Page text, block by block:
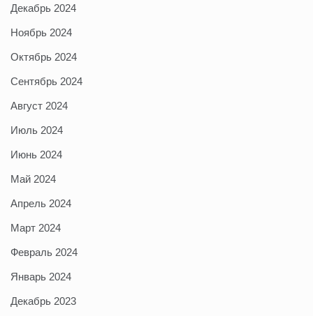
Декабрь 2024
Ноябрь 2024
Октябрь 2024
Сентябрь 2024
Август 2024
Июль 2024
Июнь 2024
Май 2024
Апрель 2024
Март 2024
Февраль 2024
Январь 2024
Декабрь 2023